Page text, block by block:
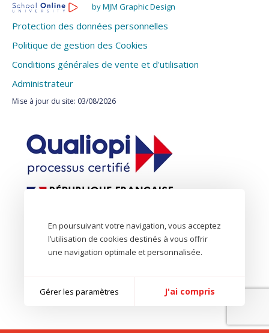
by MJM Graphic Design
Protection des données personnelles
Politique de gestion des Cookies
Conditions générales de vente et d'utilisation
Administrateur
Mise à jour du site: 03/08/2026
En poursuivant votre navigation, vous acceptez
l’utilisation de cookies destinés à vous offrir
une navigation optimale et personnalisée.
Gérer les paramètres J'ai compris